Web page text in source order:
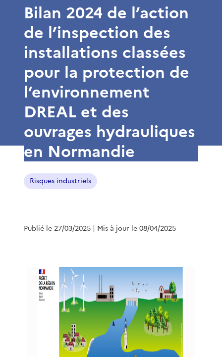
Bilan 2024 de l’action
de l’inspection des
installations classées
pour la protection de
l’environnement
DREAL et des
ouvrages hydrauliques
en Normandie
Risques industriels
Publié le 27/03/2025 | Mis à jour le 08/04/2025